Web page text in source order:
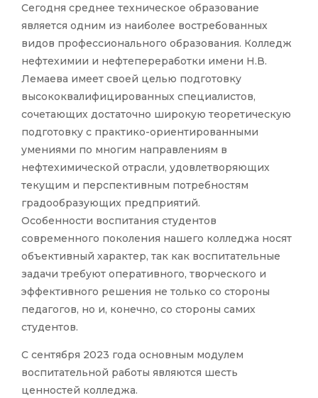
Сегодня среднее техническое образование
является одним из наиболее востребованных
видов профессионального образования. Колледж
нефтехимии и нефтепереработки имени Н.В.
Лемаева имеет своей целью подготовку
высококвалифицированных специалистов,
сочетающих достаточно широкую теоретическую
подготовку с практико-ориентированными
умениями по многим направлениям в
нефтехимической отрасли, удовлетворяющих
текущим и перспективным потребностям
градообразующих предприятий.
Особенности воспитания студентов
современного поколения нашего колледжа носят
объективный характер, так как воспитательные
задачи требуют оперативного, творческого и
эффективного решения не только со стороны
педагогов, но и, конечно, со стороны самих
студентов.
С сентября 2023 года основным модулем
воспитательной работы являются шесть
ценностей колледжа.